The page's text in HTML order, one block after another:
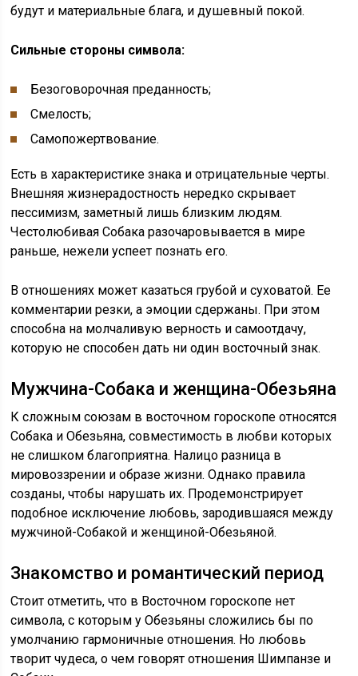
будут и материальные блага, и душевный покой.
Сильные стороны символа:
Безоговорочная преданность;
Смелость;
Самопожертвование.
Есть в характеристике знака и отрицательные черты.
Внешняя жизнерадостность нередко скрывает
пессимизм, заметный лишь близким людям.
Честолюбивая Собака разочаровывается в мире
раньше, нежели успеет познать его.
В отношениях может казаться грубой и суховатой. Ее
комментарии резки, а эмоции сдержаны. При этом
способна на молчаливую верность и самоотдачу,
которую не способен дать ни один восточный знак.
Мужчина-Собака и женщина-Обезьяна
К сложным союзам в восточном гороскопе относятся
Собака и Обезьяна, совместимость в любви которых
не слишком благоприятна. Налицо разница в
мировоззрении и образе жизни. Однако правила
созданы, чтобы нарушать их. Продемонстрирует
подобное исключение любовь, зародившаяся между
мужчиной-Собакой и женщиной-Обезьяной.
Знакомство и романтический период
Стоит отметить, что в Восточном гороскопе нет
символа, с которым у Обезьяны сложились бы по
умолчанию гармоничные отношения. Но любовь
творит чудеса, о чем говорят отношения Шимпанзе и